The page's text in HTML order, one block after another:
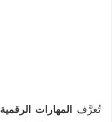
تُعرَّف المهارات الرقمية